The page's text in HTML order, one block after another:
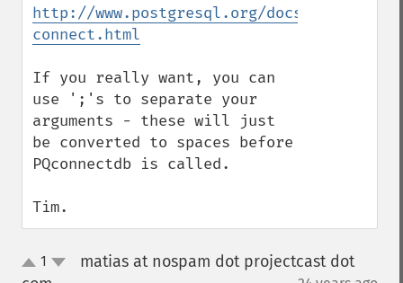
http://www.postgresql.org/docs/8.3/
connect.html
If you really want, you can
use ';'s to separate your
arguments - these will just
be converted to spaces before
PQconnectdb is called.
Tim.
up
1
matias at nospam dot projectcast dot